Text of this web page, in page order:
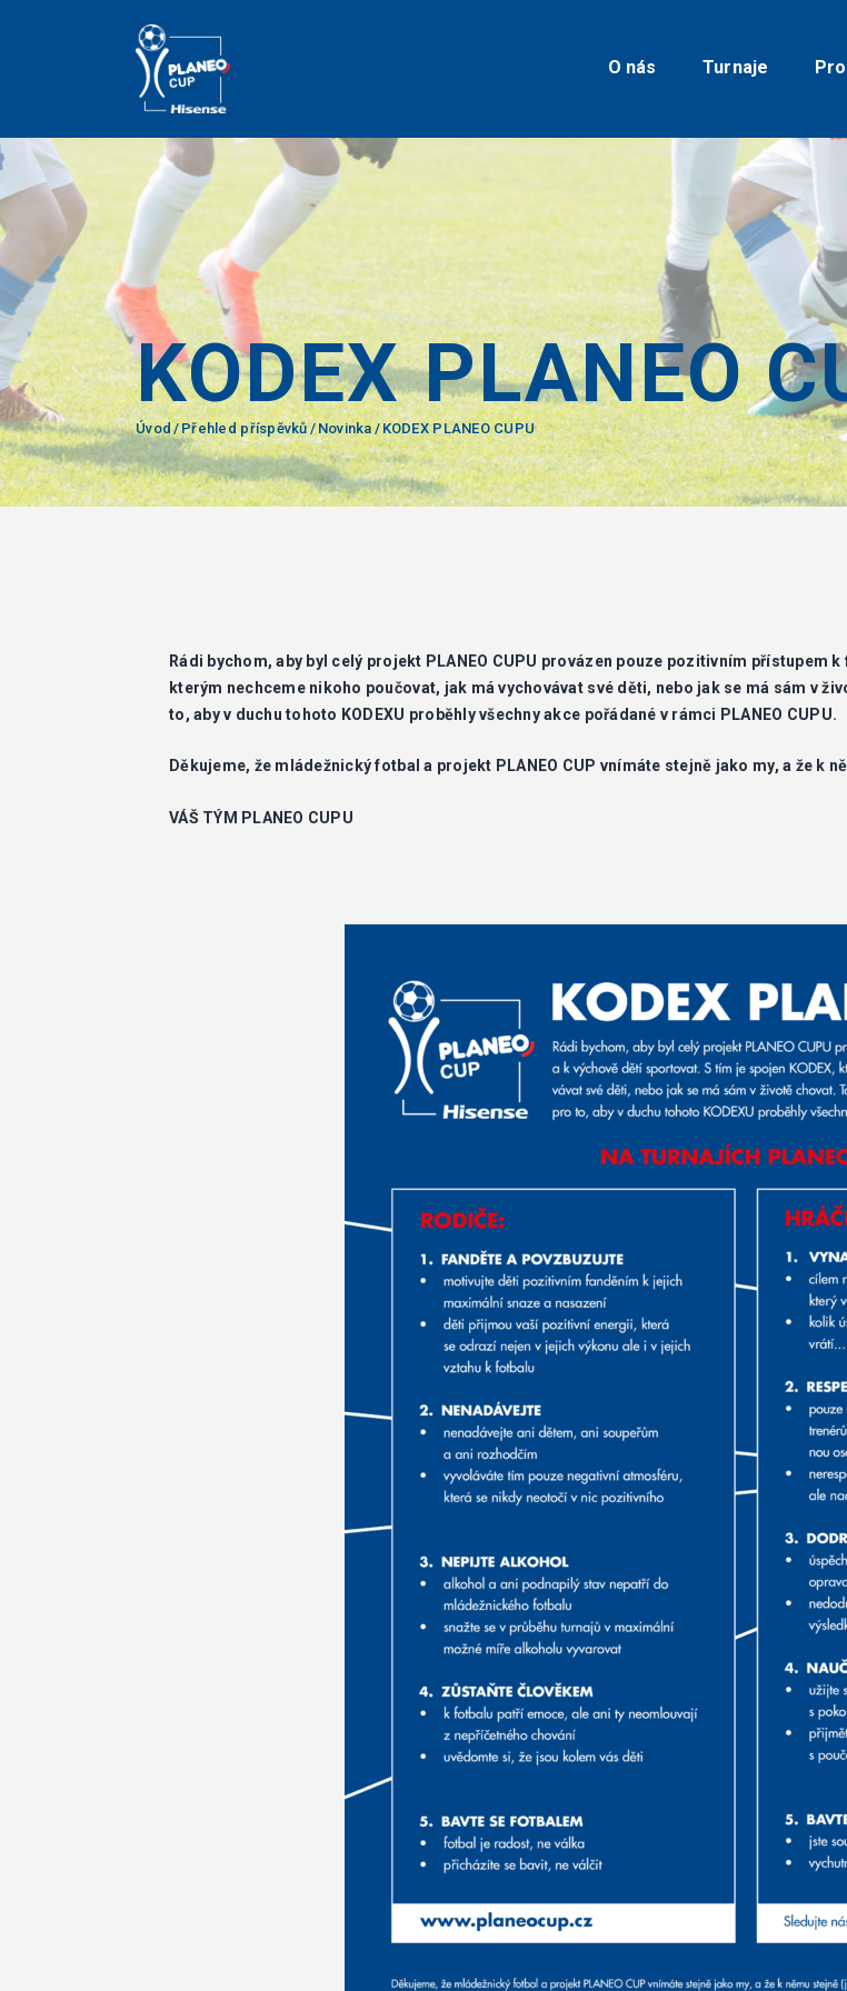
O nás Turnaje
KODEX PLANEO
Úvod Přehled příspěvků Novinka KODEX PLANEO CUPU
Foto
Kontakty
Rádi bychom, aby byl celý projekt PLANEO CUPU provázen pouze pozitivním přístupem
kterým nechceme nikoho poučovat, jak má vychovávat své děti, nebo jak se má sám v
to, aby v duchu tohoto KODEXU proběhly všechny akce pořádané v rámci PLANEO CUPU.
Děkujeme, že mládežnický fotbal a projekt PLANEO CUP vnímáte stejně jako my, a že k
VÁŠ TÝM PLANEO CUPU